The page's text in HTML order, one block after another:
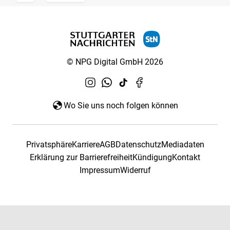
© NPG Digital GmbH 2026
Wo Sie uns noch folgen können
PrivatsphäreKarriereAGBDatenschutzMediadaten
Erklärung zur BarrierefreiheitKündigungKontakt
ImpressumWiderruf